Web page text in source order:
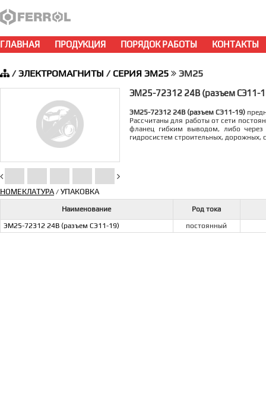
ГЛАВНАЯ ПРОДУКЦИЯ ПОРЯДОК РАБОТЫ КОНТАКТЫ
/ЭЛЕКТРОМАГНИТЫ / СЕРИЯ ЭМ25 ЭМ25
ЭМ25-72312 24В (разъем СЭ11-
ЭМ25-72312 24В (разъем СЭ11-19)
Рассчитаны для работы от сети
фланец гибким выводом, либо через
гидросистем строительных, дорожных,
НОМЕКЛАТУРА/ УПАКОВКА
Наименование
Род тока
ЭМ25-72312 24В (разъем СЭ11-19)
постоянный